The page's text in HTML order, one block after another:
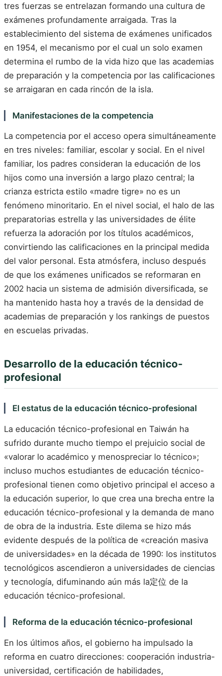
tres fuerzas se entrelazan formando una cultura de
exámenes profundamente arraigada. Tras la
establecimiento del sistema de exámenes unificados
en 1954, el mecanismo por el cual un solo examen
determina el rumbo de la vida hizo que las academias
de preparación y la competencia por las calificaciones
se arraigaran en cada rincón de la isla.
Manifestaciones de la competencia
La competencia por el acceso opera simultáneamente
en tres niveles: familiar, escolar y social. En el nivel
familiar, los padres consideran la educación de los
hijos como una inversión a largo plazo central; la
crianza estricta estilo «madre tigre» no es un
fenómeno minoritario. En el nivel social, el halo de las
preparatorias estrella y las universidades de élite
refuerza la adoración por los títulos académicos,
convirtiendo las calificaciones en la principal medida
del valor personal. Esta atmósfera, incluso después
de que los exámenes unificados se reformaran en
2002 hacia un sistema de admisión diversificada, se
ha mantenido hasta hoy a través de la densidad de
academias de preparación y los rankings de puestos
en escuelas privadas.
Desarrollo de la educación técnico-
profesional
El estatus de la educación técnico-profesional
La educación técnico-profesional en Taiwán ha
sufrido durante mucho tiempo el prejuicio social de
«valorar lo académico y menospreciar lo técnico»;
incluso muchos estudiantes de educación técnico-
profesional tienen como objetivo principal el acceso a
la educación superior, lo que crea una brecha entre la
educación técnico-profesional y la demanda de mano
de obra de la industria. Este dilema se hizo más
evidente después de la política de «creación masiva
de universidades» en la década de 1990: los institutos
tecnológicos ascendieron a universidades de ciencias
y tecnología, difuminando aún más la定位 de la
educación técnico-profesional.
Reforma de la educación técnico-profesional
En los últimos años, el gobierno ha impulsado la
reforma en cuatro direcciones: cooperación industria-
universidad, certificación de habilidades,